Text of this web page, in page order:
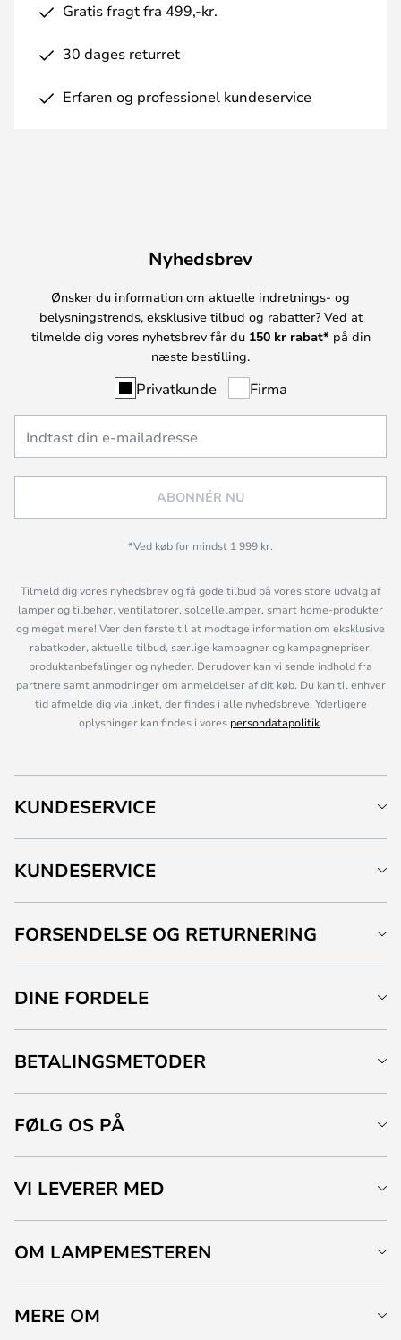
Gratis fragt fra 499,-kr.
30 dages returret
Erfaren og professionel kundeservice
Nyhedsbrev
Ønsker du information om aktuelle indretnings- og
belysningstrends, eksklusive tilbud og rabatter? Ved at
tilmelde dig vores nyhetsbrev får du 150 kr rabat* på din
næste bestilling.
Privatkunde Firma
ABONNÉR NU
*Ved køb for mindst 1 999 kr.
Tilmeld dig vores nyhedsbrev og få gode tilbud på vores store udvalg af
lamper og tilbehør, ventilatorer, solcellelamper, smart home-produkter
og meget mere! Vær den første til at modtage information om eksklusive
rabatkoder, aktuelle tilbud, særlige kampagner og kampagnepriser,
produktanbefalinger og nyheder. Derudover kan vi sende indhold fra
partnere samt anmodninger om anmeldelser af dit køb. Du kan til enhver
tid afmelde dig via linket, der findes i alle nyhedsbreve. Yderligere
oplysninger kan findes i vores persondatapolitik.
KUNDESERVICE
KUNDESERVICE
FORSENDELSE OG RETURNERING
DINE FORDELE
BETALINGSMETODER
FØLG OS PÅ
VI LEVERER MED
OM LAMPEMESTEREN
MERE OM